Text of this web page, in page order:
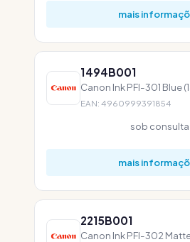
mais
1494B001
Canon Ink PFI-301 Blue
EAN: 4960999391854
sob consulta
mais
2215B001
Canon Ink PFI-302